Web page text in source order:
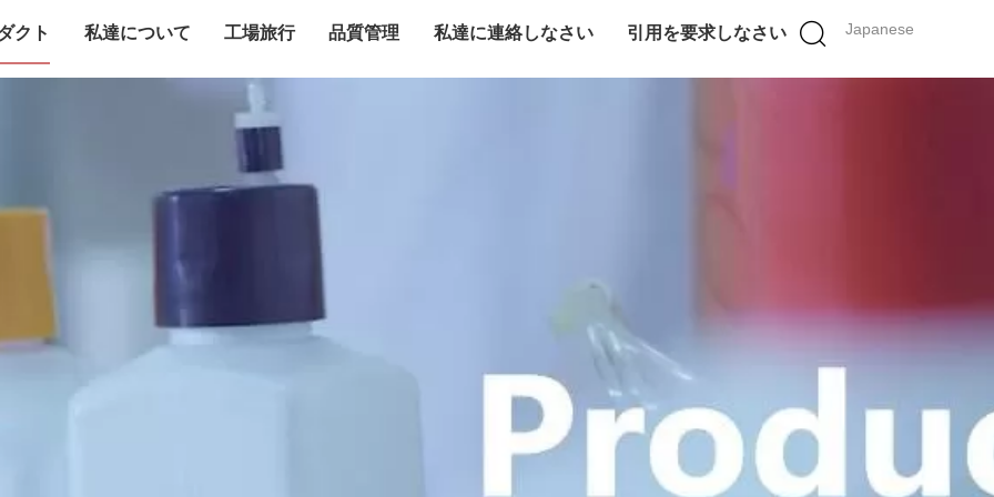
Japanese
クト 私達について 工場旅行 品質管理 私達に連絡しなさい 引用を要求しなさい